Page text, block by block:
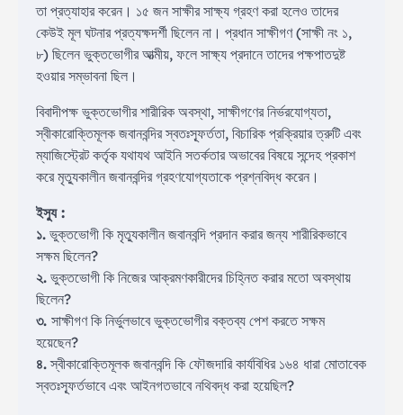
তা প্রত্যাহার করেন। ১৫ জন সাক্ষীর সাক্ষ্য গ্রহণ করা হলেও তাদের
কেউই মূল ঘটনার প্রত্যক্ষদর্শী ছিলেন না। প্রধান সাক্ষীগণ (সাক্ষী নং ১,
৮) ছিলেন ভুক্তভোগীর আত্মীয়, ফলে সাক্ষ্য প্রদানে তাদের পক্ষপাতদুষ্ট
হওয়ার সম্ভাবনা ছিল।
বিবাদীপক্ষ ভুক্তভোগীর শারীরিক অবস্থা, সাক্ষীগণের নির্ভরযোগ্যতা,
স্বীকারোক্তিমূলক জবানবন্দির স্বতঃস্ফূর্ততা, বিচারিক প্রক্রিয়ার ত্রুটি এবং
ম্যাজিস্ট্রেট কর্তৃক যথাযথ আইনি সতর্কতার অভাবের বিষয়ে সন্দেহ প্রকাশ
করে মৃত্যুকালীন জবানবন্দির গ্রহণযোগ্যতাকে প্রশ্নবিদ্ধ করেন।
ইস্যু :
১. ভুক্তভোগী কি মৃত্যুকালীন জবানবন্দি প্রদান করার জন্য শারীরিকভাবে
সক্ষম ছিলেন?
২. ভুক্তভোগী কি নিজের আক্রমণকারীদের চিহ্নিত করার মতো অবস্থায়
ছিলেন?
৩. সাক্ষীগণ কি নির্ভুলভাবে ভুক্তভোগীর বক্তব্য পেশ করতে সক্ষম
হয়েছেন?
৪.স্বীকারোক্তিমূলক জবানবন্দি কি ফৌজদারি কার্যবিধির ১৬৪ ধারা মোতাবেক
স্বতঃস্ফূর্তভাবে এবং আইনগতভাবে নথিবদ্ধ করা হয়েছিল?